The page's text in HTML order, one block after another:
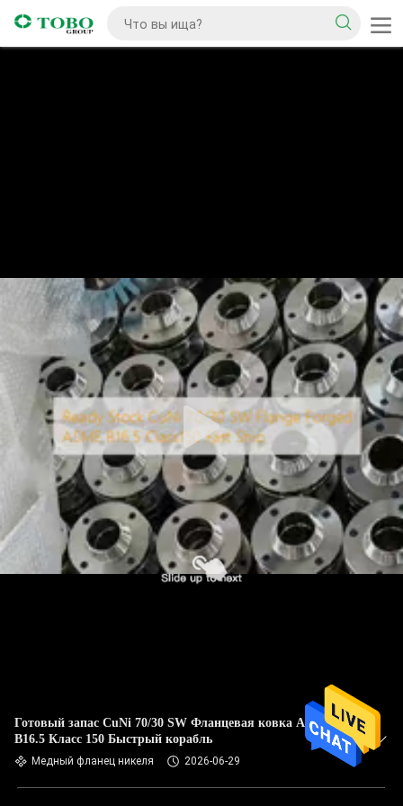
Готовый запас CuNi 70/30 SW Фланцевая ковка ASME
B16.5 Класс 150 Быстрый корабль
Медный фланец никеля 2026-06-29